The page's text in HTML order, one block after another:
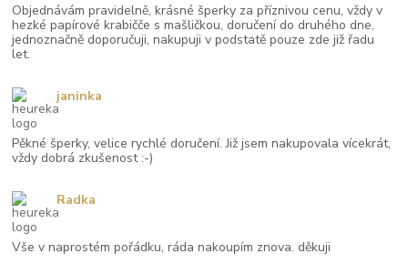
Objednávám pravidelně, krásné šperky za příznivou cenu, vždy v
hezké papírové krabičče s mašličkou, doručení do druhého dne,
jednoznačně doporučuji, nakupuji v podstatě pouze zde již řadu
let.
Pěkné šperky, velice rychlé doručení. Již jsem nakupovala vícekrát,
vždy dobrá zkušenost :-)
janinka
Vše v naprostém pořádku, ráda nakoupím znova. děkuji
Radka